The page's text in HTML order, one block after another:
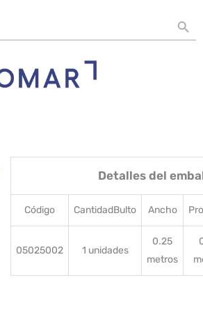
Detalles del
Código CantidadBulto Ancho
05025002 1 unidades
0.25
metros